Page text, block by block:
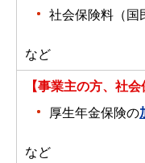
社会保険料（国
など
【事業主の方、社
厚生年金保険の
など